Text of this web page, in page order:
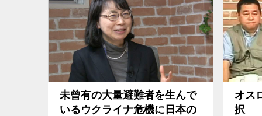
未曾有の大量避難者を生んで
いるウクライナ危機に日本の
オス
択